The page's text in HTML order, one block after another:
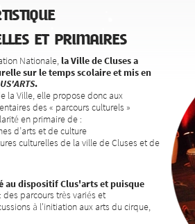
et primaires
Nationale, la Ville de Cluses a
sur le temps scolaire et mis en
.
la Ville, elle propose donc aux
des « parcours culturels »
en primaire de :
d’arts et de culture
culturelles de la ville de Cluses et de
au dispositif Clus'arts et puisque
: des parcours très variés et
à l'initiation aux arts du cirque,